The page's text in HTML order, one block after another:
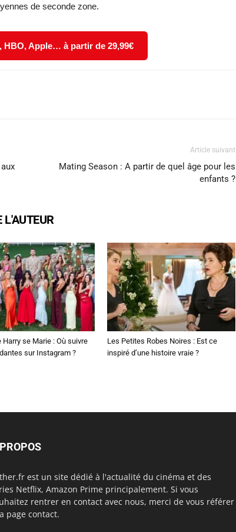
de seconde zone.
HBO, Apple… à partir de 29,99€
Article suivant
Mating Season : A partir de quel âge pour les
enfants ?
L'AUTEUR
Harry se Marie : Où suivre
sur Instagram ?
Les Petites Robes Noires : Est ce
inspiré d’une histoire vraie ?
est un site dédié à l'actualité du cinéma et des
Netflix, Amazon Prime principalement. Si vous
rentrer en contact avec nous, merci de vous référer
page contact.